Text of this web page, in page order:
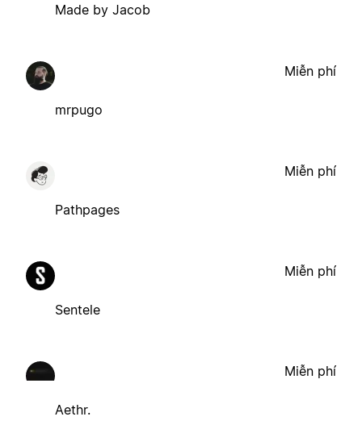
Made by Jacob
mrpugo
Miễn phí
Pathpages
Miễn phí
Sentele
Miễn phí
Aethr.
Miễn phí